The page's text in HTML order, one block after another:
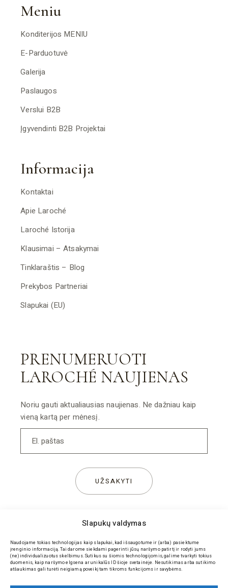
Slapukų valdymas
Naudojame tokias technologijas kaip slapukai, kad išsaugotume ir (arba) pasiektume
įrenginio informaciją. Tai darome siekdami pagerinti jūsų naršymo patirtį ir rodyti jums
(ne)individualizuotus skelbimus. Sutikus su šiomis technologijomis, galime tvarkyti tokius
duomenis, kaip naršymo elgsena ar unikalūs ID šioje svetainėje. Nesutikimas arba sutikimo
atšaukimas gali turėti neigiamą poveikį tam tikroms funkcijoms ir savybėms.
Meniu
Konditerijos MENIU
E-Parduotuvė
Galerija
Paslaugos
Verslui B2B
Įgyvendinti B2B Projektai
Informacija
Kontaktai
Apie Laroché
Laroché Istorija
Klausimai – Atsakymai
Tinklaraštis – Blog
Prekybos Partneriai
Slapukai (EU)
PRENUMERUOTI
LAROCHÉ NAUJIENAS
Noriu gauti aktualiausias naujienas. Ne dažniau kaip
vieną kartą per mėnesį.
UŽSAKYTI